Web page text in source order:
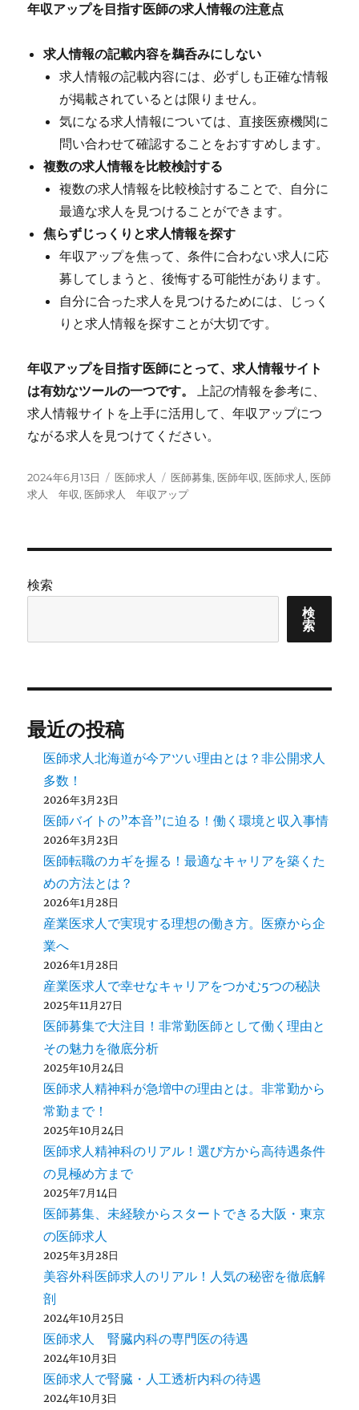
年収アップを目指す医師の求人情報の注意点
求人情報の記載内容を鵜呑みにしない
求人情報の記載内容には、必ずしも正確な情報
が掲載されているとは限りません。
気になる求人情報については、直接医療機関に
問い合わせて確認することをおすすめします。
複数の求人情報を比較検討する
複数の求人情報を比較検討することで、自分に
最適な求人を見つけることができます。
焦らずじっくりと求人情報を探す
年収アップを焦って、条件に合わない求人に応
募してしまうと、後悔する可能性があります。
自分に合った求人を見つけるためには、じっく
りと求人情報を探すことが大切です。
年収アップを目指す医師にとって、求人情報サイト
は有効なツールの一つです。
上記の情報を参考に、
求人情報サイトを上手に活用して、年収アップにつ
ながる求人を見つけてください。
投
稿
2024年6月13日
カ
テ
医師求人
タ
グ
医師募集, 医師年収, 医師求人 , 医師
求人 年収, 医師求人 年収アップ
検索
検
索
最近の投稿
医師求人北海道が今アツい理由とは？非公開求人
多数！
2026年3月23日
医師バイトの”本音”に迫る！働く環境と収入事情
2026年3月23日
医師転職のカギを握る！最適なキャリアを築くた
めの方法とは？
2026年1月28日
産業医求人で実現する理想の働き方。医療から企
業へ
2026年1月28日
産業医求人で幸せなキャリアをつかむ5つの秘訣
2025年11月27日
医師募集で大注目！非常勤医師として働く理由と
その魅力を徹底分析
2025年10月24日
医師求人精神科が急増中の理由とは。非常勤から
常勤まで！
2025年10月24日
医師求人精神科のリアル！選び方から高待遇条件
の見極め方まで
2025年7月14日
医師募集、未経験からスタートできる大阪・東京
の医師求人
2025年3月28日
美容外科医師求人のリアル！人気の秘密を徹底解
剖
2024年10月25日
医師求人 腎臓内科の専門医の待遇
2024年10月3日
医師求人で腎臓・人工透析内科の待遇
2024年10月3日